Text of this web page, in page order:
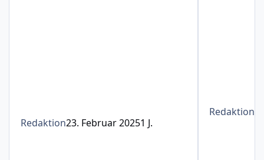
Redaktion23. Februar 20251 J.
Redaktion